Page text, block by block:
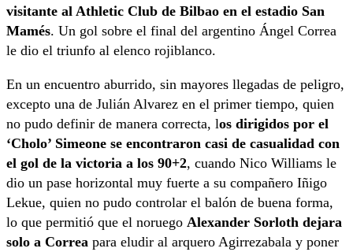
visitante al Athletic Club de Bilbao en el estadio San
Mamés. Un gol sobre el final del argentino Ángel Correa
le dio el triunfo al elenco rojiblanco.
En un encuentro aburrido, sin mayores llegadas de peligro,
excepto una de Julián Alvarez en el primer tiempo, quien
no pudo definir de manera correcta, los dirigidos por el
‘Cholo’ Simeone se encontraron casi de casualidad con
el gol de la victoria a los 90+2, cuando Nico Williams le
dio un pase horizontal muy fuerte a su compañero Iñigo
Lekue, quien no pudo controlar el balón de buena forma,
lo que permitió que el noruego Alexander Sorloth dejara
solo a Correa para eludir al arquero Agirrezabala y poner